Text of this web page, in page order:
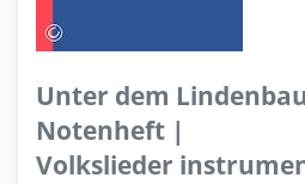
Unter dem
Notenheft |
Volkslieder